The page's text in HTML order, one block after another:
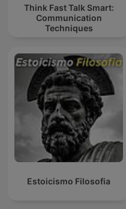
Think Fast Talk Smart:
Communication
Techniques
Estoicismo Filosofia